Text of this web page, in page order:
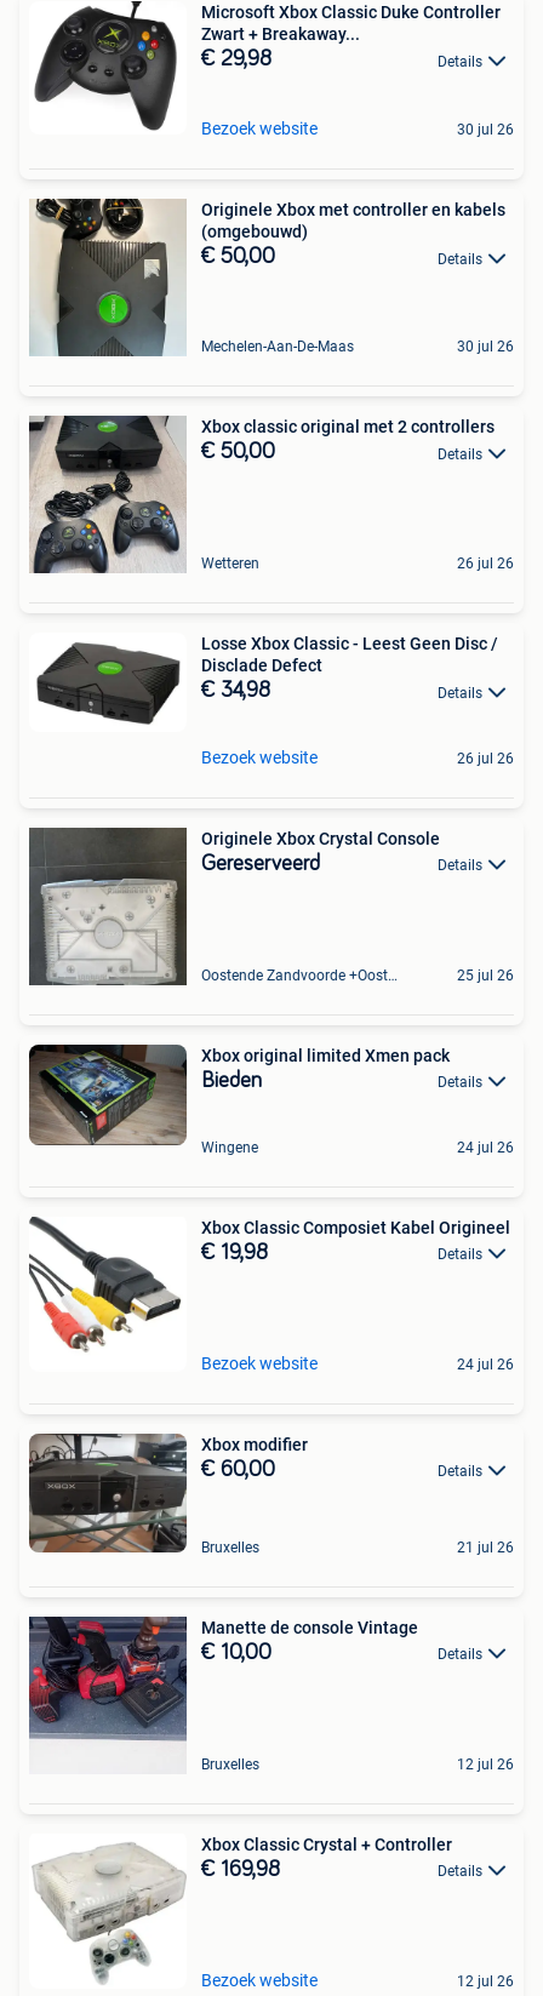
Microsoft Xbox Classic Duke Controller
Zwart + Breakaway...
€ 29,98 Details
Bezoek website 30 jul 26
Originele Xbox met controller en kabels
(omgebouwd)
€ 50,00 Details
Mechelen-Aan-De-Maas 30 jul 26
Xbox classic original met 2 controllers
€ 50,00 Details
Wetteren 26 jul 26
Losse Xbox Classic - Leest Geen Disc /
Disclade Defect
€ 34,98 Details
Bezoek website 26 jul 26
Originele Xbox Crystal Console
Gereserveerd Details
Oostende Zandvoorde +Oostende 25 jul 26
Xbox original limited Xmen pack
Bieden Details
Wingene 24 jul 26
Xbox Classic Composiet Kabel Origineel
€ 19,98 Details
Bezoek website 24 jul 26
Xbox modifier
€ 60,00 Details
Bruxelles 21 jul 26
Manette de console Vintage
€ 10,00 Details
Bruxelles 12 jul 26
Xbox Classic Crystal + Controller
€ 169,98 Details
Bezoek website 12 jul 26